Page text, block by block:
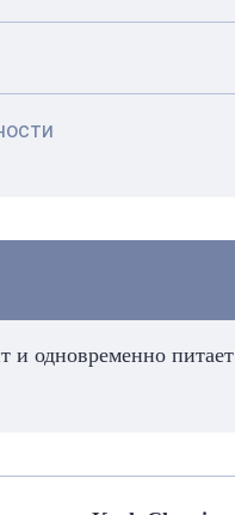
и одновременно питает